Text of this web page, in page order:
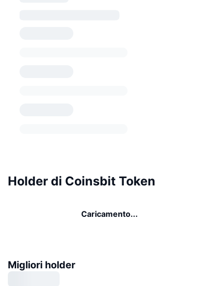
Holder di Coinsbit Token
Caricamento...
Migliori holder